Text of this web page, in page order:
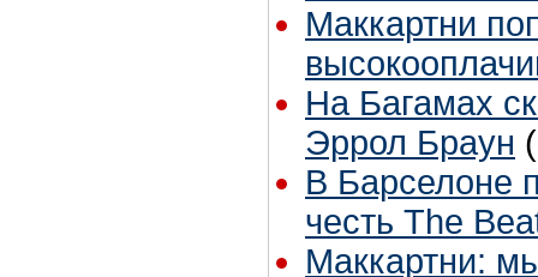
Маккартни
На Багамах
Эррол Браун
В Барселоне
честь The
Маккартни: